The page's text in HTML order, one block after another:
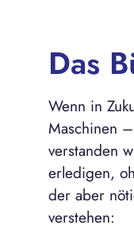
Das
Wenn in
Maschinen
verstanden
erledigen,
der aber
verstehen: